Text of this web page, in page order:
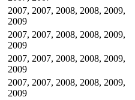
2007, 2007, 2008, 2008, 2009,
2009
2007, 2007, 2008, 2008, 2009,
2009
2007, 2007, 2008, 2008, 2009,
2009
2007, 2007, 2008, 2008, 2009,
2009